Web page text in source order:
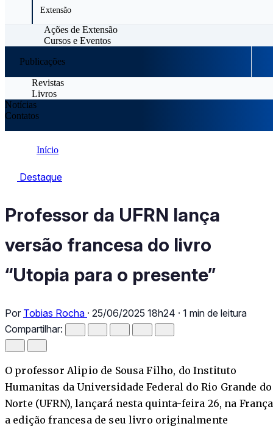
Extensão
Ações de Extensão
Cursos e Eventos
Publicações
Revistas
Livros
Notícias
Contatos
Início
Destaque
Destaque
Professor da UFRN lança
versão francesa do livro
“Utopia para o presente”
Por Tobias Rocha · 25/06/2025 18h24 · 1 min de leitura
Compartilhar:
O professor Alipio de Sousa Filho, do Instituto
Humanitas da Universidade Federal do Rio Grande do
Norte (UFRN), lançará nesta quinta-feira 26, na
a edição francesa de seu livro originalmente